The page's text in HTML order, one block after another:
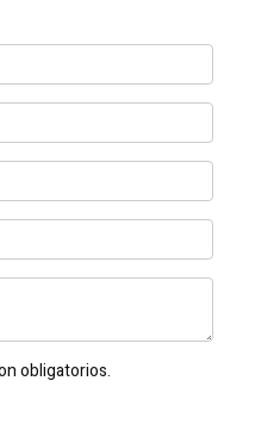
obligatorios.